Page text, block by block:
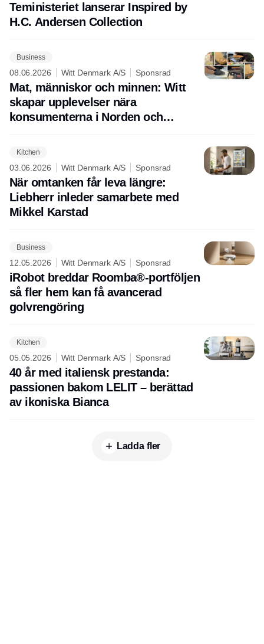
Teministeriet lanserar Inspired by
H.C. Andersen Collection
Business
08.06.2026 Witt Denmark A/S Sponsrad
Mat, människor och minnen: Witt
skapar upplevelser nära
konsumenterna i Norden och
Kitchen
03.06.2026 Witt Denmark A/S Sponsrad
När omtanken får leva längre:
Liebherr inleder samarbete med
Mikkel Karstad
Business
12.05.2026 Witt Denmark A/S Sponsrad
iRobot breddar Roomba®-portföljen
så fler hem kan få avancerad
golvrengöring
Kitchen
05.05.2026 Witt Denmark A/S Sponsrad
40 år med italiensk prestanda:
passionen bakom LELIT – berättad
av ikoniska Bianca
Ladda fler